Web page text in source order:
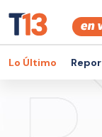
Lo Último